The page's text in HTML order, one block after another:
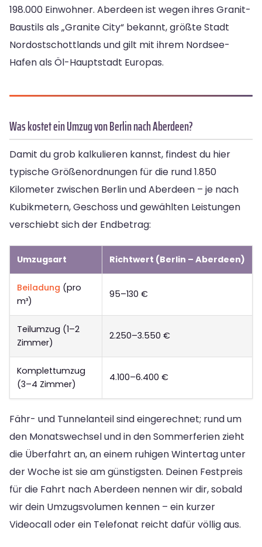
198.000 Einwohner. Aberdeen ist wegen ihres Granit-
Baustils als „Granite City“ bekannt, größte Stadt
Nordostschottlands und gilt mit ihrem Nordsee-
Hafen als Öl-Hauptstadt Europas.
Was kostet ein Umzug von Berlin nach Aberdeen?
Damit du grob kalkulieren kannst, findest du hier
typische Größenordnungen für die rund 1.850
Kilometer zwischen Berlin und Aberdeen – je nach
Kubikmetern, Geschoss und gewählten Leistungen
verschiebt sich der Endbetrag:
Umzugsart Richtwert (Berlin – Aberdeen)
Beiladung (pro
m³)
95–130 €
Teilumzug (1–2
Zimmer)
2.250–3.550 €
Komplettumzug
(3–4 Zimmer)
4.100–6.400 €
Fähr- und Tunnelanteil sind eingerechnet; rund um
den Monatswechsel und in den Sommerferien zieht
die Überfahrt an, an einem ruhigen Wintertag unter
der Woche ist sie am günstigsten. Deinen Festpreis
für die Fahrt nach Aberdeen nennen wir dir, sobald
wir dein Umzugsvolumen kennen – ein kurzer
Videocall oder ein Telefonat reicht dafür völlig aus.